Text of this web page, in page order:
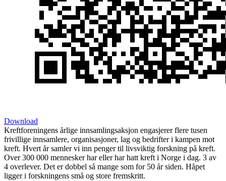
Download
Kreftforeningens årlige innsamlingsaksjon engasjerer flere tusen
frivillige innsamlere, organisasjoner, lag og bedrifter i kampen mot
kreft. Hvert år samler vi inn penger til livsviktig forskning på kreft.
Over 300 000 mennesker har eller har hatt kreft i Norge i dag. 3 av
4 overlever. Det er dobbel så mange som for 50 år siden. Håpet
ligger i forskningens små og store fremskritt.